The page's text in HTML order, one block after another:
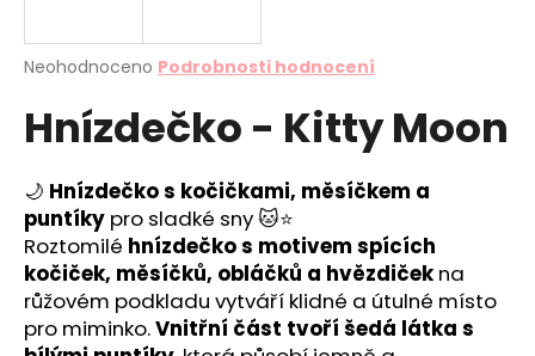
Průměrné
produktu
je
5
hvězdiček.
Neohodnoceno Podrobnosti hodnocení
Hnízdečko - Kitty Moon
🌙 Hnízdečko s kočičkami, měsíčkem a
puntíky pro sladké sny 🐱⭐
Roztomilé hnízdečko s motivem spících
kočiček, měsíčků, obláčků a hvězdiček na
růžovém podkladu vytváří klidné a útulné místo
pro miminko.Vnitřní část tvoří šedá látka s
j
t
?
HLEDAT